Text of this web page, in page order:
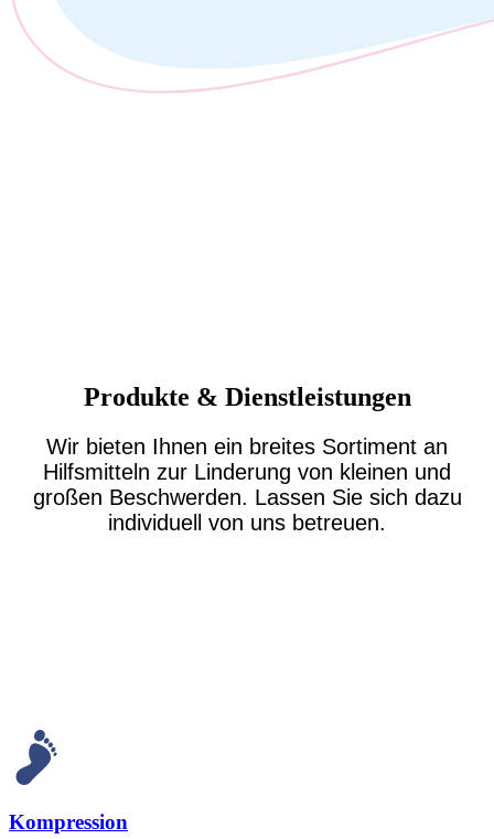
Produkte & Dienstleistungen
Wir bieten Ihnen ein breites Sortiment an
Hilfsmitteln zur Linderung von kleinen und
großen Beschwerden. Lassen Sie sich dazu
individuell von uns betreuen.
Kompression